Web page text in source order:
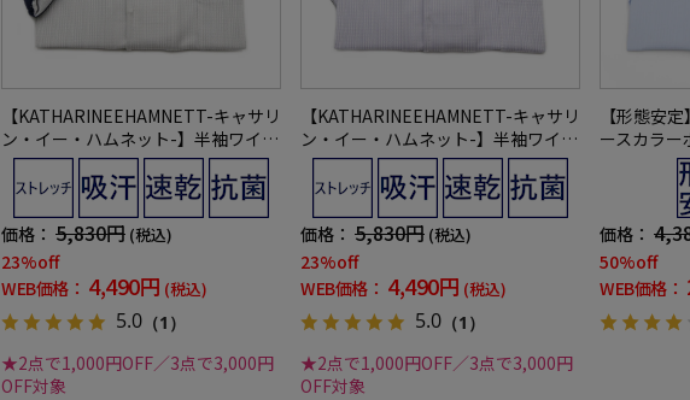
【KATHARINEEHAMNETT-キャサリ
ン・イー・ハムネット-】半袖ワイシ
ャツワンピースカラーボタンダウン3
60°ストレッチ吸水速乾チェック通年
価格： 5,830円 (税込)
23%off
WEB価格： 4,490円 (税込)
5.0 （1）
★2点で1,000円OFF／3点で3,000円
OFF対象
【KATHARINEEHAMNETT-キャサリ
ン・イー・ハムネット-】半袖ワイシ
ャツワンピースカラーボタンダウン3
60°ストレッチ吸水速乾チェック通年
価格： 5,830円 (税込)
23%off
WEB価格： 4,490円 (税込)
5.0 （1）
★2点で1,000円OFF／3点で3,000円
OFF対象
【形態安
ースカラー
バリーヒ
価格：
50%off
WEB価格：